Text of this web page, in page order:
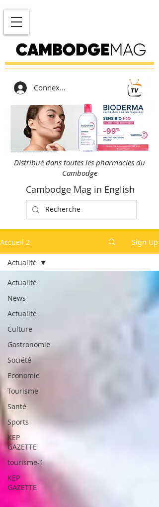
Connexion
Distribué dans toutes les pharmacies du
Cambodge
Cambodge Mag in English
Accueil 2 Sign Up
Actualité
News
Actualité
Culture
Gastronomie
Société
Economie
Tourisme
Santé
Sports
KEP
GAZETTE
tourisme-1
KEP
GAZETTE
Actualité